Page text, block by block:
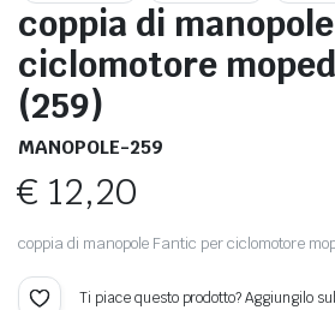
coppia di
ciclomotore
(259)
MANOPOLE-259
€ 12,20
coppia di manopole Fantic per ciclomotore
Ti piace questo prodotto? Aggiungilo